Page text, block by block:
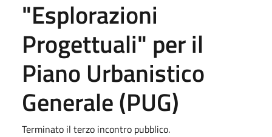
"Esplorazioni
Progettuali" per il
Piano Urbanistico
Generale (PUG)
Terminato il terzo incontro pubblico.